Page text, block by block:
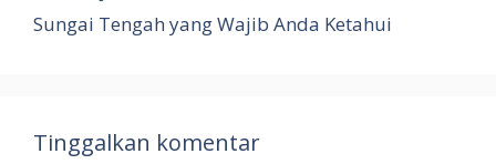
Sungai Tengah yang Wajib Anda Ketahui
Tinggalkan komentar